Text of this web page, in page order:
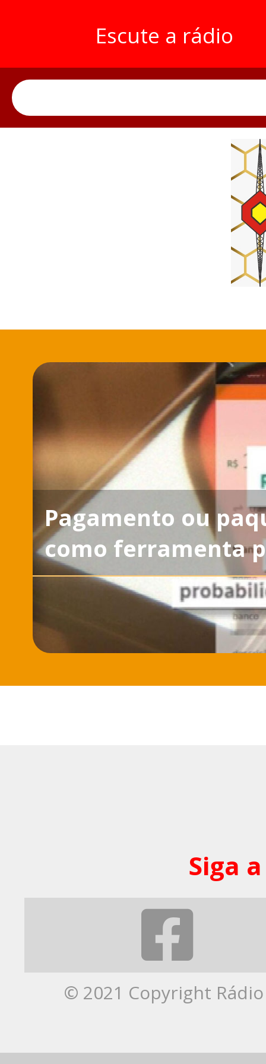
Escute a rádio
Pagamento ou
como ferramenta
Siga
© 2021 Copyright